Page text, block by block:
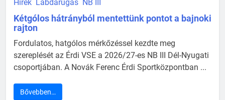
Hírek Labdarúgás NB III
Kétgólos hátrányból mentettünk pontot a bajnoki
rajton
Fordulatos, hatgólos mérkőzéssel kezdte meg
szereplését az Érdi VSE a 2026/27-es NB III Dél-Nyugati
csoportjában. A Novák Ferenc Érdi Sportközpontban ...
Bővebben…